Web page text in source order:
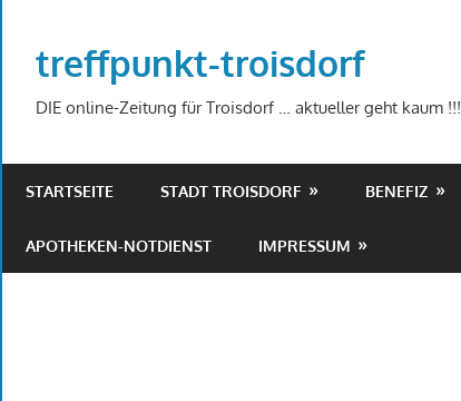
springen
treffpunkt-troisdorf
DIE online-Zeitung für Troisdorf … aktueller geht kaum !!!
STARTSEITE STADT TROISDORF BENEFIZ
APOTHEKEN-NOTDIENST IMPRESSUM